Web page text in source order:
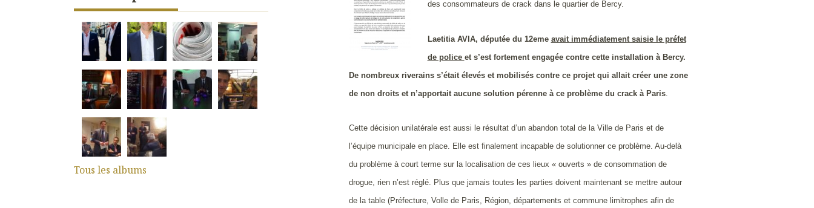
Tous les albums
des consommateurs de crack dans le quartier de Bercy.
Laetitia AVIA, députée du 12eme avait immédiatement saisie le préfet
de police et s’est fortement engagée contre cette installation à Bercy.
De nombreux riverains s’était élevés et mobilisés contre ce projet qui allait créer une zone
de non droits et n’apportait aucune solution pérenne à ce problème du crack à Paris
Cette décision unilatérale est aussi le résultat d’un abandon total de la Ville de Paris et de
l’équipe municipale en place. Elle est finalement incapable de solutionner ce problème. Au-delà
du problème à court terme sur la localisation de ces lieux « ouverts » de consommation de
drogue, rien n’est réglé. Plus que jamais toutes les parties doivent maintenant se mettre autour
de la table (Préfecture, Volle de Paris, Région, départements et commune limitrophes afin de